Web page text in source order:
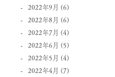
2022年9月 (6)
2022年8月 (6)
2022年7月 (4)
2022年6月 (5)
2022年5月 (4)
2022年4月 (7)